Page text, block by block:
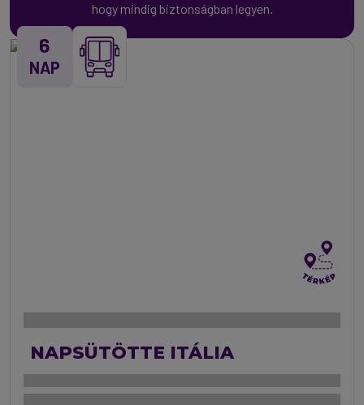
hogy mindig biztonságban legyen.
6
NAP
NAPSÜTÖTTE ITÁLIA